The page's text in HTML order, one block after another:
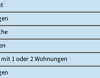
1 oder 2 Wohnungen